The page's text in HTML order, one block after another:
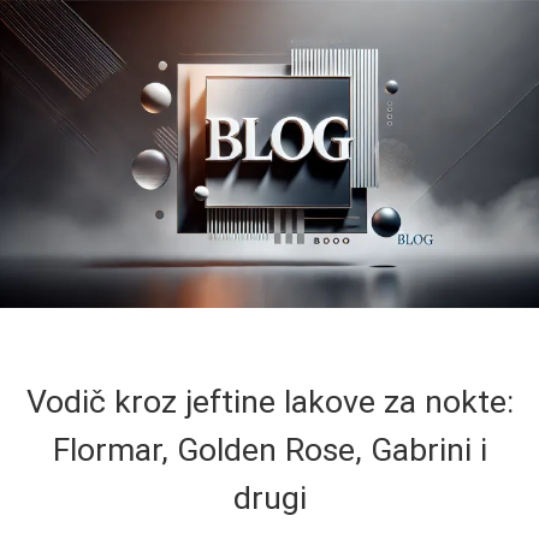
Vodič kroz jeftine lakove za nokte:
Flormar, Golden Rose, Gabrini i
drugi